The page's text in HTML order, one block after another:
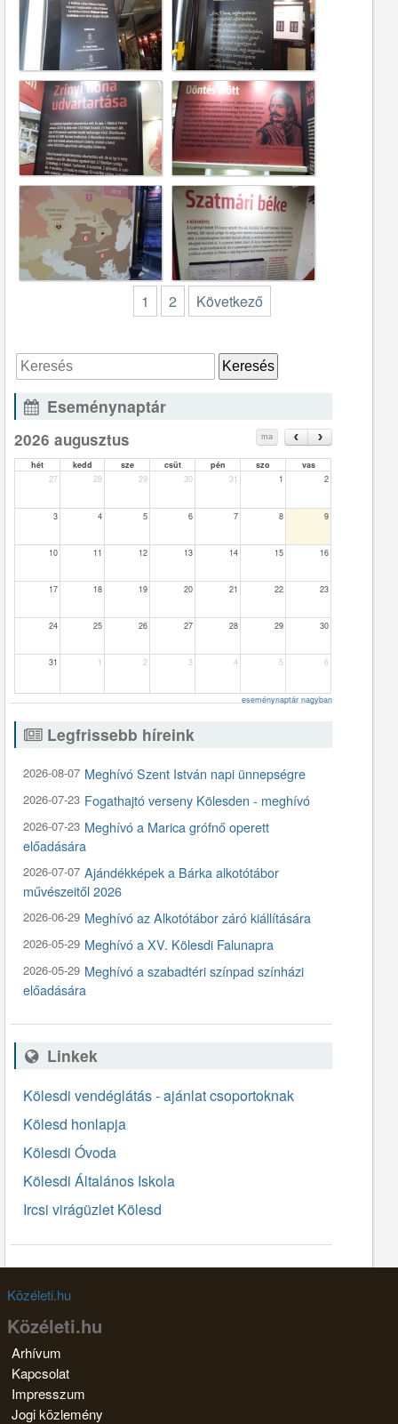
1 2 Következő
Eseménynaptár
2026 augusztus ma
hét kedd sze csüt pén szo
vas
27
28 29 30 31 1 2
3 4 5 6 7 8 9
10 11 12 13 14 15 16
17 18 19 20 21 22 23
24 25 26 27 28 29 30
31 1 2 3 4 5 6
eseménynaptár nagyban
Legfrissebb híreink
2026-08-07 Meghívó Szent István napi ünnepségre
2026-07-23 Fogathajtó verseny Kölesden - meghívó
2026-07-23 Meghívó a Marica grófnő operett
előadására
2026-07-07 Ajándékképek a Bárka alkotótábor
művészeitől 2026
2026-06-29 Meghívó az Alkotótábor záró kiállítására
2026-05-29 Meghívó a XV. Kölesdi Falunapra
2026-05-29 Meghívó a szabadtéri színpad színházi
előadására
Linkek
Kölesdi vendéglátás - ajánlat csoportoknak
Kölesd honlapja
Kölesdi Óvoda
Kölesdi Általános Iskola
Ircsi virágüzlet Kölesd
Közéleti.hu
Közéleti.hu
Arhívum
Kapcsolat
Impresszum
Jogi közlemény